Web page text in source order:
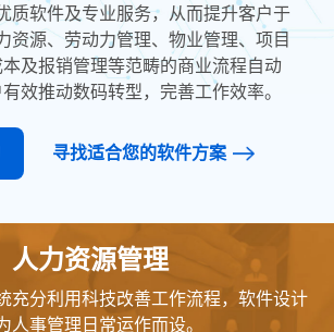
质软件及专业服务，从而提升客户于
资源、劳动力管理、物业管理、项目
及报销管理等范畴的商业流程自动
效推动数码转型，完善工作效率。
寻找适合您的软件方案
人力资源管理
充分利用科技改善工作流程，软件设计
人事管理日常运作而设。